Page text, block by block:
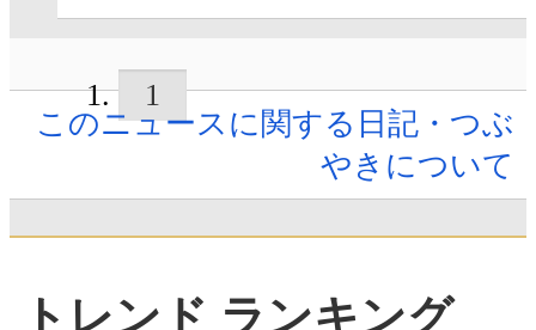
1
このニュースに関する日記・つぶ
やきについて
トレンド ランキング